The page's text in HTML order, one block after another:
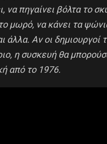
να πηγαίνει βόλτα το
μωρό, να κάνει τα
άλλα. Αν οι δημιουργοί
η συσκευή θα
από το 1976.